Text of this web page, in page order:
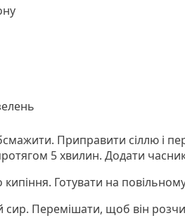
Приправити сіллю і
5 хвилин. Додати
Готувати на
сир. Перемішати, щоб він